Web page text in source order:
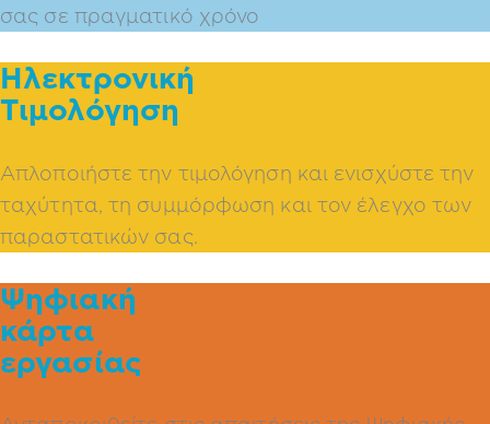
σας σε πραγματικό χρόνο
Ηλεκτρονική
Τιμολόγηση
Απλοποιήστε την τιμολόγηση και ενισχύστε την
ταχύτητα, τη συμμόρφωση και τον έλεγχο των
παραστατικών σας.
Ψηφιακή
κάρτα
εργασίας